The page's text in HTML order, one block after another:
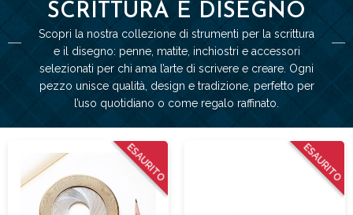
SCRITTURA E DISEGNO
Scopri la nostra collezione di strumenti per la scrittura
e il disegno: penne, matite, inchiostri e accessori
selezionati per chi ama l’arte di scrivere e creare. Ogni
pezzo unisce qualità, design e tradizione, perfetto per
l’uso quotidiano o come regalo raffinato.
ESAURITO ESAURITO